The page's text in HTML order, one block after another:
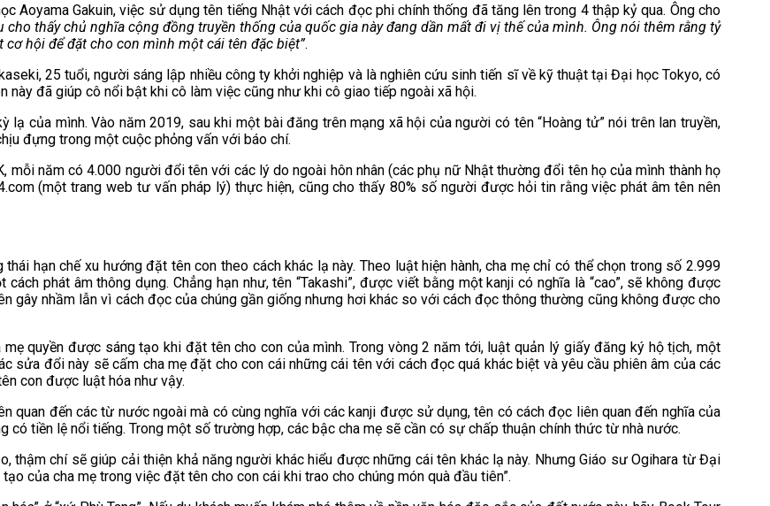
Aoyama Gakuin, việc sử dụng tên tiếng Nhật với cách đọc phi chính thống đã tăng lên trong 4 thập kỷ qua. Ông cho
thấy chủ nghĩa cộng đồng truyền thống của quốc gia này đang dần mất đi vị thế của mình. Ông nói thêm rằng tỷ
hội để đặt cho con mình một cái tên đặc biệt”.
25 tuổi, người sáng lập nhiều công ty khởi nghiệp và là nghiên cứu sinh tiến sĩ về kỹ thuật tại Đại học Tokyo, có
này đã giúp cô nổi bật khi cô làm việc cũng như khi cô giao tiếp ngoài xã hội.
của mình. Vào năm 2019, sau khi một bài đăng trên mạng xã hội của người có tên “Hoàng tử” nói trên lan truyền,
đựng trong một cuộc phỏng vấn với báo chí.
mỗi năm có 4.000 người đổi tên với các lý do ngoài hôn nhân (các phụ nữ Nhật thường đổi tên họ của mình thành họ
(một trang web tư vấn pháp lý) thực hiện, cũng cho thấy 80% số người được hỏi tin rằng việc phát âm tên nên
hạn chế xu hướng đặt tên con theo cách khác lạ này. Theo luật hiện hành, cha mẹ chỉ có thể chọn trong số 2.999
phát âm thông dụng. Chẳng hạn như, tên “Takashi”, được viết bằng một kanji có nghĩa là “cao”, sẽ không được
gây nhầm lẫn vì cách đọc của chúng gần giống nhưng hơi khác so với cách đọc thông thường cũng không được cho
mẹ quyền được sáng tạo khi đặt tên cho con của mình. Trong vòng 2 năm tới, luật quản lý giấy đăng ký hộ tịch, một
sửa đổi này sẽ cấm cha mẹ đặt cho con cái những cái tên với cách đọc quá khác biệt và yêu cầu phiên âm của các
con được luật hóa như vậy.
quan đến các từ nước ngoài mà có cùng nghĩa với các kanji được sử dụng, tên có cách đọc liên quan đến nghĩa của
tiền lệ nổi tiếng. Trong một số trường hợp, các bậc cha mẹ sẽ cần có sự chấp thuận chính thức từ nhà nước.
thậm chí sẽ giúp cải thiện khả năng người khác hiểu được những cái tên khác lạ này. Nhưng Giáo sư Ogihara từ Đại
của cha mẹ trong việc đặt tên cho con cái khi trao cho chúng món quà đầu tiên”.